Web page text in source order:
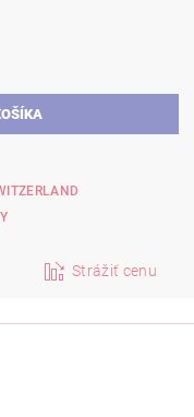
Strážiť cenu